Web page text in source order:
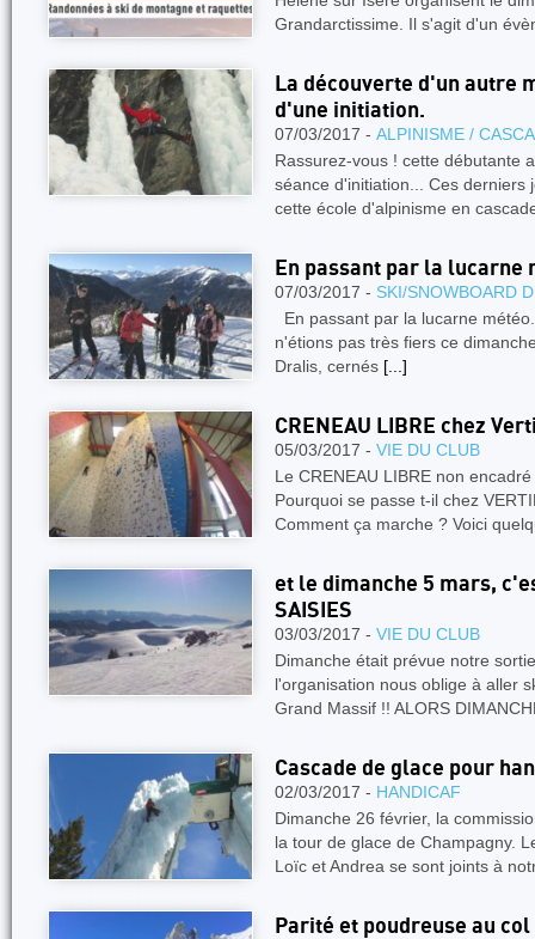
Grandarctissime. Il s'agit d'un
La découverte d'un autre
d'une initiation.
07/03/2017 - ALPINISME /
Rassurez-vous ! cette débutante
séance d'initiation... Ces derniers
cette école d'alpinisme en
En passant par la lucarne
07/03/2017 - SKI/SNOWBOARD
En passant par la lucarne
n'étions pas très fiers ce
Dralis, cernés [...]
CRENEAU LIBRE chez
05/03/2017 - VIE DU CLUB
Le CRENEAU LIBRE non
Pourquoi se passe t-il chez
Comment ça marche ? Voici
et le dimanche 5 mars,
SAISIES
03/03/2017 - VIE DU CLUB
Dimanche était prévue notre
l'organisation nous oblige à aller
Grand Massif !! ALORS
Cascade de glace pour
02/03/2017 - HANDICAF
Dimanche 26 février, la
la tour de glace de Champagny.
Loïc et Andrea se sont joints à
Parité et poudreuse au